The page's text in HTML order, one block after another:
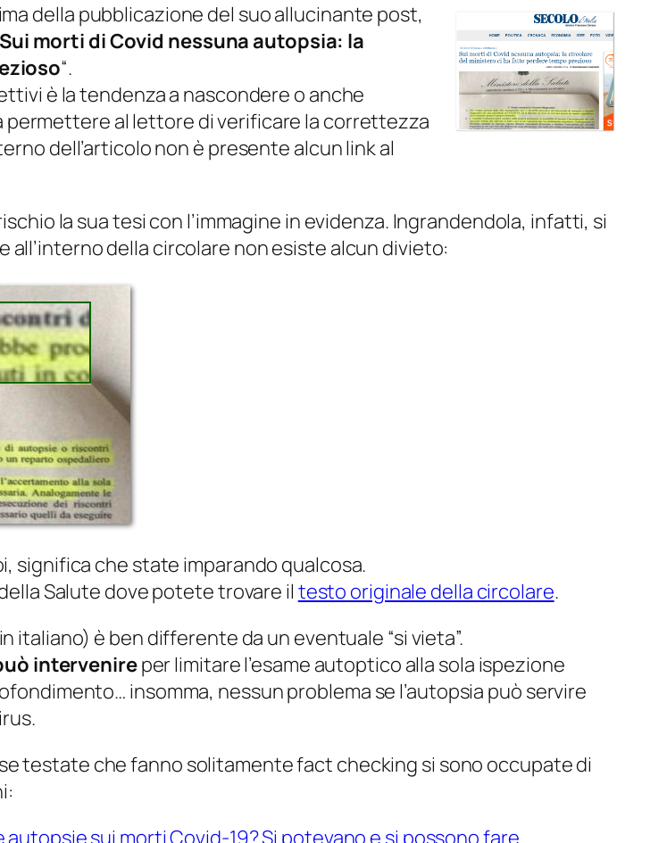
della pubblicazione del suo allucinante post,
Sui morti di Covid nessuna autopsia: la
“.
è la tendenza a nascondere o anche
al lettore di verificare la correttezza
dell’articolo non è presente alcun link al
la sua tesi con l’immagine in evidenza. Ingrandendola, infatti, si
della circolare non esiste alcun divieto:
significa che state imparando qualcosa.
Salute dove potete trovare il testo originale della circolare.
italiano) è ben differente da un eventuale “si vieta”.
intervenireper limitare l’esame autoptico alla sola ispezione
insomma, nessun problema se l’autopsia può servire
testate che fanno solitamente fact checking si sono occupate di